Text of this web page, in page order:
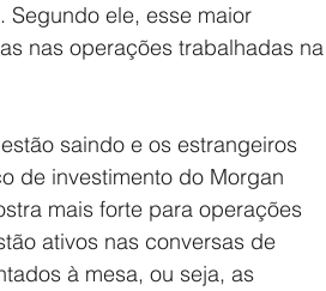
Segundo ele, esse maior
nas operações trabalhadas na
saindo e os estrangeiros
de investimento do Morgan
mais forte para operações
ativos nas conversas de
à mesa, ou seja, as